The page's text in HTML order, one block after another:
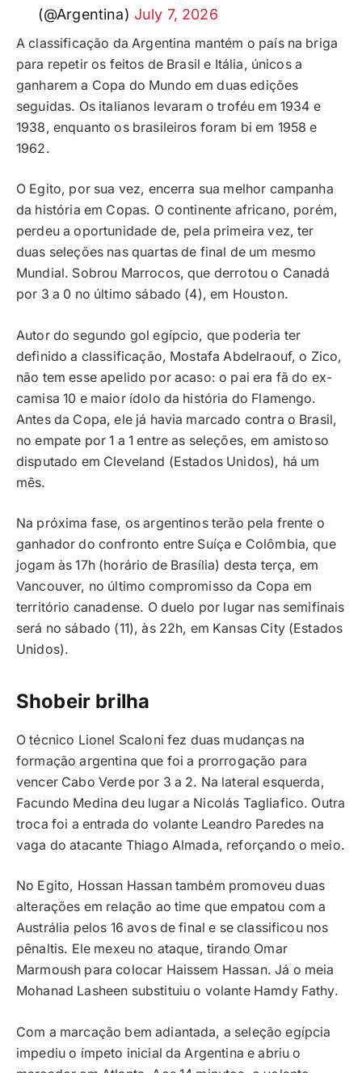
(@Argentina) July 7, 2026
A classificação da Argentina mantém o país na briga
para repetir os feitos de Brasil e Itália, únicos a
ganharem a Copa do Mundo em duas edições
seguidas. Os italianos levaram o troféu em 1934 e
1938, enquanto os brasileiros foram bi em 1958 e
1962.
O Egito, por sua vez, encerra sua melhor campanha
da história em Copas. O continente africano, porém,
perdeu a oportunidade de, pela primeira vez, ter
duas seleções nas quartas de final de um mesmo
Mundial. Sobrou Marrocos, que derrotou o Canadá
por 3 a 0 no último sábado (4), em Houston.
Autor do segundo gol egípcio, que poderia ter
definido a classificação, Mostafa Abdelraouf, o Zico,
não tem esse apelido por acaso: o pai era fã do ex-
camisa 10 e maior ídolo da história do Flamengo.
Antes da Copa, ele já havia marcado contra o Brasil,
no empate por 1 a 1 entre as seleções, em amistoso
disputado em Cleveland (Estados Unidos), há um
mês.
Na próxima fase, os argentinos terão pela frente o
ganhador do confronto entre Suíça e Colômbia, que
jogam às 17h (horário de Brasília) desta terça, em
Vancouver, no último compromisso da Copa em
território canadense. O duelo por lugar nas semifinais
será no sábado (11), às 22h, em Kansas City (Estados
Unidos).
Shobeir brilha
O técnico Lionel Scaloni fez duas mudanças na
formação argentina que foi a prorrogação para
vencer Cabo Verde por 3 a 2. Na lateral esquerda,
Facundo Medina deu lugar a Nicolás Tagliafico. Outra
troca foi a entrada do volante Leandro Paredes na
vaga do atacante Thiago Almada, reforçando o meio.
No Egito, Hossan Hassan também promoveu duas
alterações em relação ao time que empatou com a
Austrália pelos 16 avos de final e se classificou nos
pênaltis. Ele mexeu no ataque, tirando Omar
Marmoush para colocar Haissem Hassan. Já o meia
Mohanad Lasheen substituiu o volante Hamdy Fathy.
Com a marcação bem adiantada, a seleção egípcia
impediu o ímpeto inicial da Argentina e abriu o